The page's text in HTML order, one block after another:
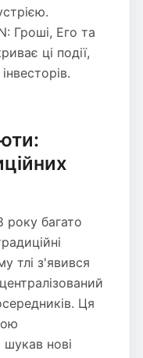
Гроші, Его та
ці події,
року багато
тлі з'явився
Ця
нові